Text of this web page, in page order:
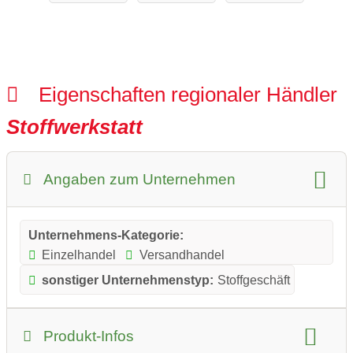
Eigenschaften regionaler Händler
Stoffwerkstatt
Angaben zum Unternehmen
Unternehmens-Kategorie:
Einzelhandel
Versandhandel
sonstiger Unternehmenstyp: Stoffgeschäft
Produkt-Infos